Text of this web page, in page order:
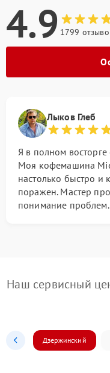
4.9 1799
Лыков Глеб
Я в полном восторге
Моя кофемашина
настолько быстро и
поражен. Мастер
понимание
Наш сервисный
Дзержинский